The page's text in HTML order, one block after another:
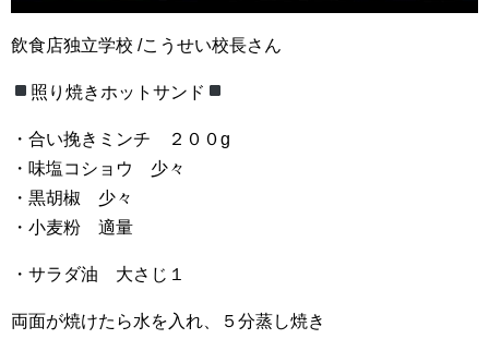
飲食店独立学校 /こうせい校長さん
照り焼きホットサンド
・合い挽きミンチ ２００g
・味塩コショウ 少々
・黒胡椒 少々
・小麦粉 適量
・サラダ油 大さじ１
両面が焼けたら水を入れ、５分蒸し焼き